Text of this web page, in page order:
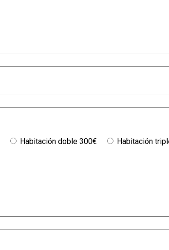
Habitación doble 300€ Habitación